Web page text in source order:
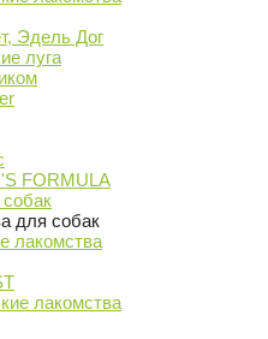
Эдель Дог
луга
FORMULA
для собак
лакомства
лакомства